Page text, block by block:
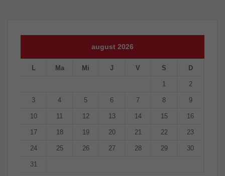
august 2026
L Ma Mi J V S D
1 2
3 4 5 6 7 8 9
10 11 12 13 14 15 16
17 18 19 20 21 22 23
24 25 26 27 28 29 30
31